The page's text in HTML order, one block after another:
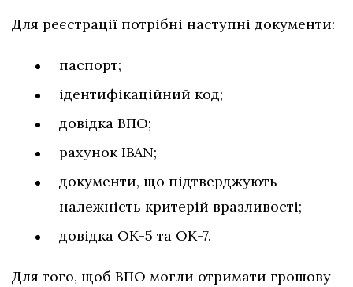
Для реєстрації потрібні наступні документи:
паспорт;
ідентифікаційний код;
довідка ВПО;
рахунок IBAN;
документи, що підтверджують
належність критерій вразливості;
довідка ОК-5 та ОК-7.
Для того, щоб ВПО могли отримати грошову